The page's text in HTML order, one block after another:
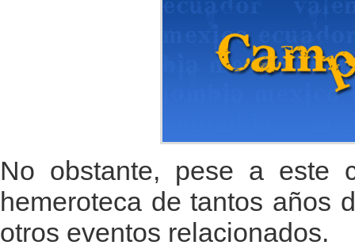
No obstante, pese a este
hemeroteca de tantos años
otros eventos relacionados.